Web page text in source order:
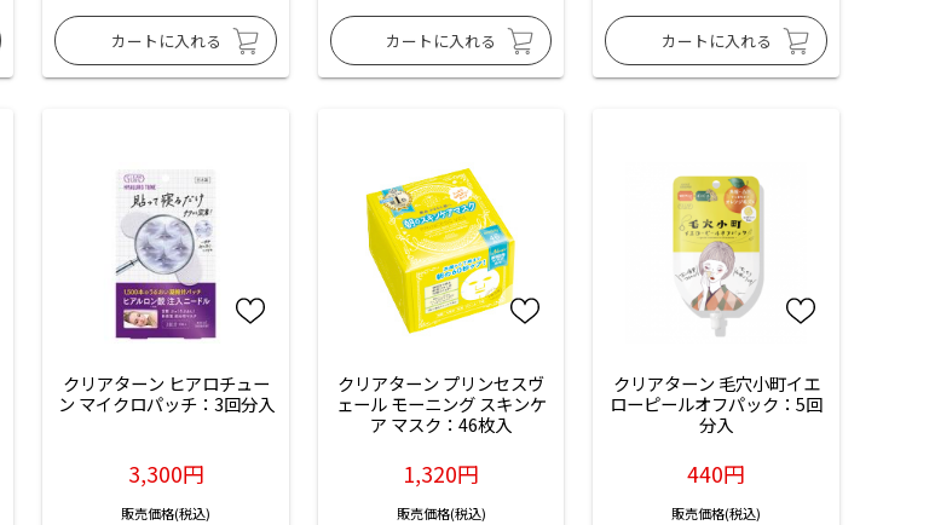
クリアターン ヒアロチュー
ン マイクロパッチ：3回分入
3,300円
販売価格(税込)
クリアターン プリンセスヴ
ェール モーニング スキンケ
ア マスク：46枚入
1,320円
販売価格(税込)
クリアターン 毛穴小町イエ
ローピールオフパック：5回
分入
440円
販売価格(税込)